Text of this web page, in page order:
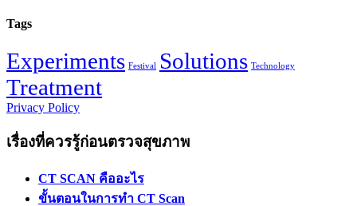
Tags
Experiments Festival Solutions Technology
Treatment
Privacy Policy
เรื่องที่ควรรู้ก่อนตรวจสุขภาพ
CT SCAN คืออะไร
ขั้นตอนในการทำ CT Scan